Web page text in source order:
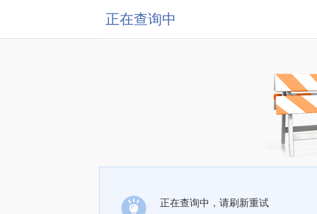
正在查询中
正在查询中，请刷新重试